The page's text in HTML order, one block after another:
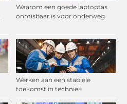
Waarom een goede laptoptas
onmisbaar is voor onderweg
Werken aan een stabiele
toekomst in techniek